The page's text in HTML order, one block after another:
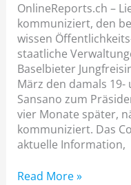
OnlineReports.ch –
kommuniziert, den
wissen
staatliche
Baselbieter
März den damals
Sansano zum
vier Monate später,
kommuniziert. Das
aktuelle Information,
Read More »